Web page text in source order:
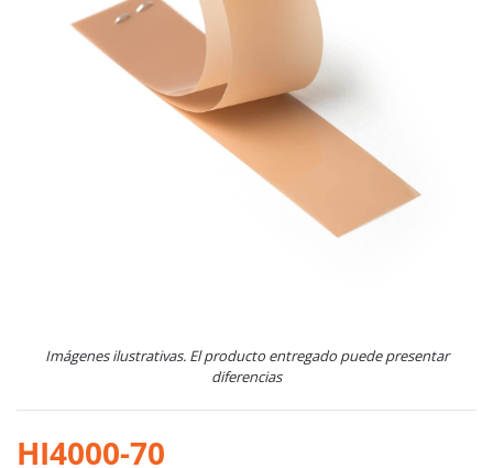
Imágenes ilustrativas. El producto entregado puede presentar
diferencias
HI4000-70